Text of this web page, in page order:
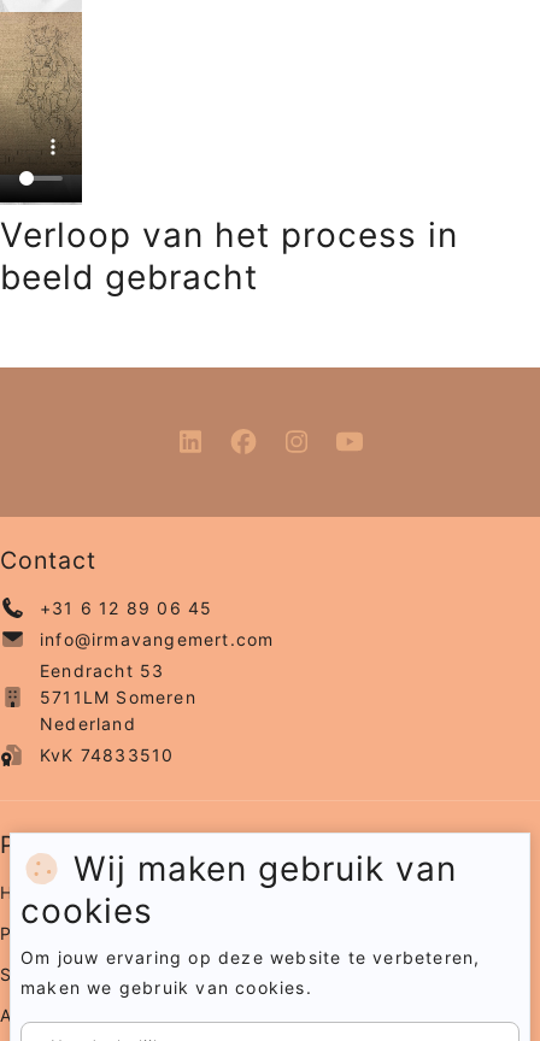
Wij maken gebruik van
cookies
Om jouw ervaring op deze website te verbeteren,
maken we gebruik van cookies.
Verloop van het process in
beeld gebracht
Contact
+31 6 12 89 06 45
info@irmavangemert.com
Eendracht 53
5711LM Someren
Nederland
KvK 74833510
Pagina's
Home
Portfolio
Samenwerkingen
Agenda